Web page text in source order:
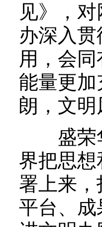
见》，
办深入
用，会
能量更
朗，文
盛荣华
界把思
署上来
平台、